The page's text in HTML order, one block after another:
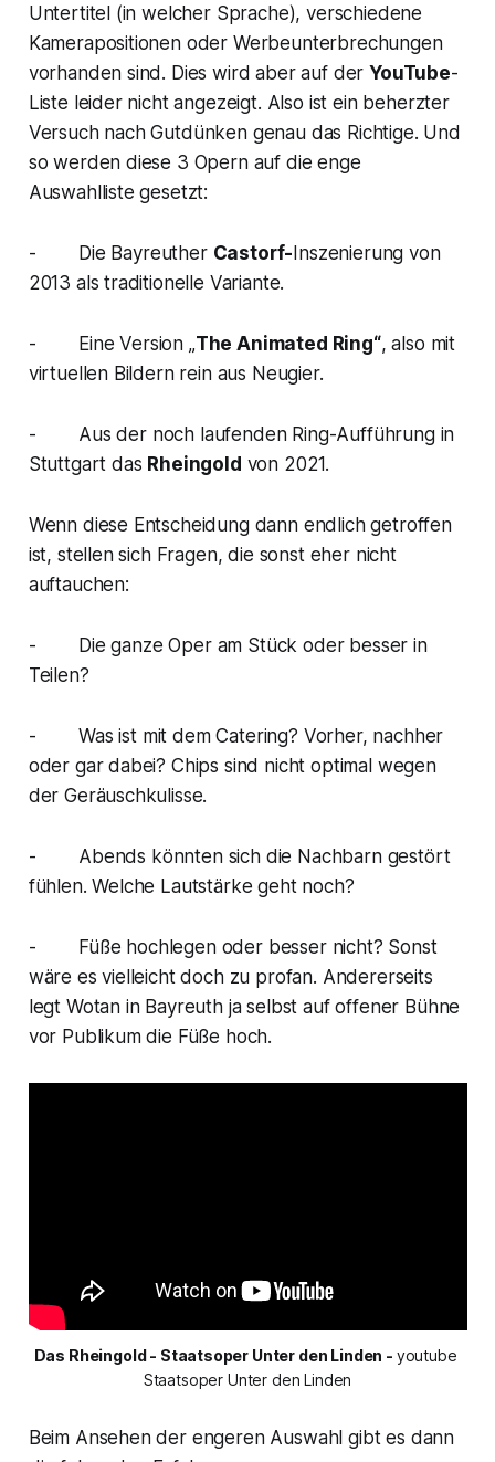
Untertitel (in welcher Sprache), verschiedene
Kamerapositionen oder Werbeunterbrechungen
vorhanden sind. Dies wird aber auf derYouTube-
Liste leider nicht angezeigt. Also ist ein beherzter
Versuch nach Gutdünken genau das Richtige. Und
so werden diese 3 Opern auf die enge
Auswahlliste gesetzt:
- Die Bayreuther Castorf-Inszenierung von
2013 als traditionelle Variante.
- Eine Version „The Animated Ring“, also mit
virtuellen Bildern rein aus Neugier.
- Aus der noch laufenden Ring-Aufführung in
Stuttgart das Rheingold von 2021.
Wenn diese Entscheidung dann endlich getroffen
ist, stellen sich Fragen, die sonst eher nicht
auftauchen:
- Die ganze Oper am Stück oder besser in
Teilen?
- Was ist mit dem Catering? Vorher, nachher
oder gar dabei? Chips sind nicht optimal wegen
der Geräuschkulisse.
- Abends könnten sich die Nachbarn gestört
fühlen. Welche Lautstärke geht noch?
- Füße hochlegen oder besser nicht? Sonst
wäre es vielleicht doch zu profan. Andererseits
legt Wotan in Bayreuth ja selbst auf offener Bühne
vor Publikum die Füße hoch.
Das Rheingold - Staatsoper Unter den Linden - youtube
Staatsoper Unter den Linden
Beim Ansehen der engeren Auswahl gibt es dann